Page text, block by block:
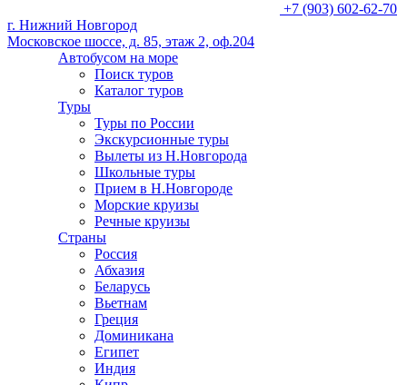
+7 (903) 602-62-70
г. Нижний Новгород
Московское шоссе, д. 85, этаж 2, оф.204
Автобусом на море
Поиск туров
Каталог туров
Туры
Туры по России
Экскурсионные туры
Вылеты из Н.Новгорода
Школьные туры
Прием в Н.Новгороде
Морские круизы
Речные круизы
Страны
Россия
Абхазия
Беларусь
Вьетнам
Греция
Доминикана
Египет
Индия